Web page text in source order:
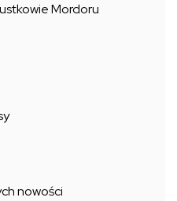
Mordoru
nowości